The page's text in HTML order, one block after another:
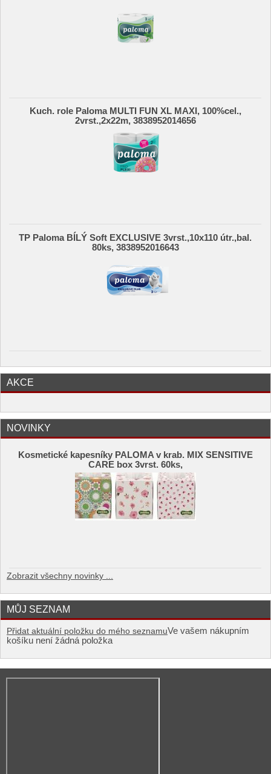
Kuch. role Paloma MULTI FUN XL MAXI, 100%cel.,
2vrst.,2x22m, 3838952014656
TP Paloma BÍLÝ Soft EXCLUSIVE 3vrst.,10x110 útr.,bal.
80ks, 3838952016643
AKCE
NOVINKY
Kosmetické kapesníky PALOMA v krab. MIX SENSITIVE
CARE box 3vrst. 60ks,
Zobrazit všechny novinky ...
MŮJ SEZNAM
Přidat aktuální položku do mého seznamuVe vašem nákupním
košíku není žádná položka